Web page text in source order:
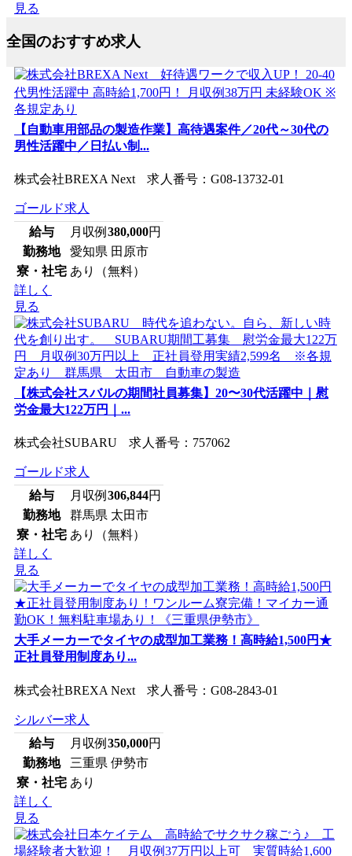
見る
全国のおすすめ求人
【自動車用部品の製造作業】高待遇案件／20代～30代の
男性活躍中／日払い制...
株式会社BREXA Next 求人番号：G08-13732-01
ゴールド求人
給与
月収例 380,000円
勤務地
愛知県 田原市
寮・社宅 あり（無料）
詳しく
見る
【株式会社スバルの期間社員募集】20〜30代活躍中｜慰
労金最大122万円｜...
株式会社SUBARU 求人番号：757062
ゴールド求人
給与
月収例 306,844円
勤務地
群馬県 太田市
寮・社宅 あり（無料）
詳しく
見る
大手メーカーでタイヤの成型加工業務！高時給1,500円★
正社員登用制度あり...
株式会社BREXA Next 求人番号：G08-2843-01
シルバー求人
給与
月収例 350,000円
勤務地
三重県 伊勢市
寮・社宅 あり
詳しく
見る